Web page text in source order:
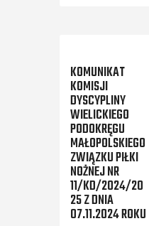
KOMUNIKAT
KOMISJI
DYSCYPLINY
WIELICKIEGO
PODOKRĘGU
MAŁOPOLSKIEGO
ZWIĄZKU PIŁKI
NOŻNEJ NR
11/KD/2024/20
25 Z DNIA
07.11.2024 ROKU